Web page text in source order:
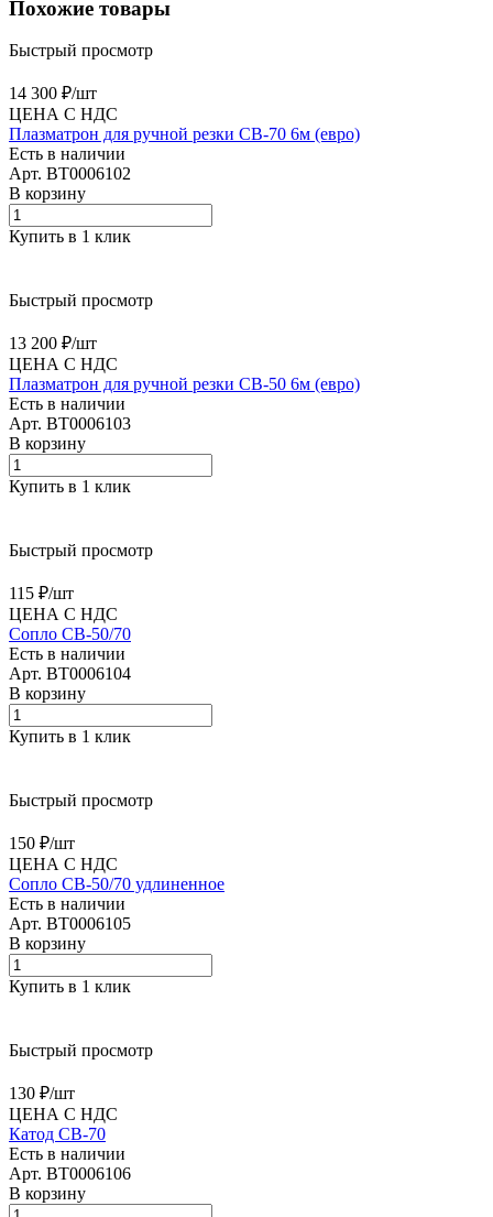
Похожие товары
Быстрый просмотр
14 300 ₽/шт
ЦЕНА С НДС
Плазматрон для ручной резки CB-70 6м (евро)
Есть в наличии
Арт. BT0006102
В корзину
Купить в 1 клик
Быстрый просмотр
13 200 ₽/шт
ЦЕНА С НДС
Плазматрон для ручной резки CB-50 6м (евро)
Есть в наличии
Арт. BT0006103
В корзину
Купить в 1 клик
Быстрый просмотр
115 ₽/шт
ЦЕНА С НДС
Сопло CB-50/70
Есть в наличии
Арт. BT0006104
В корзину
Купить в 1 клик
Быстрый просмотр
150 ₽/шт
ЦЕНА С НДС
Сопло CB-50/70 удлиненное
Есть в наличии
Арт. BT0006105
В корзину
Купить в 1 клик
Быстрый просмотр
130 ₽/шт
ЦЕНА С НДС
Катод CB-70
Есть в наличии
Арт. BT0006106
В корзину